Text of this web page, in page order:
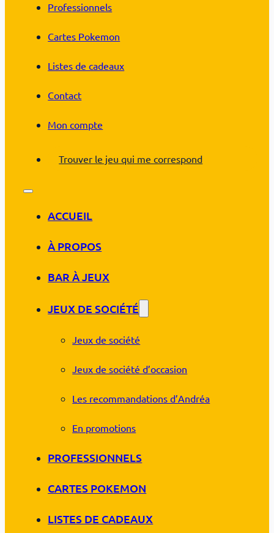
Professionnels
Cartes Pokemon
Listes de cadeaux
Contact
Mon compte
Trouver le jeu qui me correspond
ACCUEIL
À PROPOS
BAR À JEUX
JEUX DE SOCIÉTÉ
Jeux de société
Jeux de société d’occasion
Les recommandations d’Andréa
En promotions
PROFESSIONNELS
CARTES POKEMON
LISTES DE CADEAUX